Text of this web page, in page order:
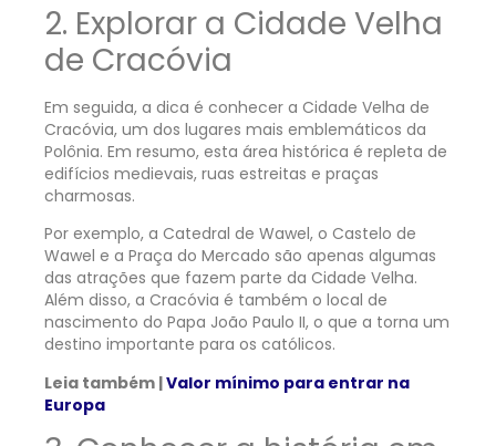
2. Explorar a Cidade Velha
de Cracóvia
Em seguida, a dica é conhecer a Cidade Velha de
Cracóvia, um dos lugares mais emblemáticos da
Polônia. Em resumo, esta área histórica é repleta de
edifícios medievais, ruas estreitas e praças
charmosas.
Por exemplo, a Catedral de Wawel, o Castelo de
Wawel e a Praça do Mercado são apenas algumas
das atrações que fazem parte da Cidade Velha.
Além disso, a Cracóvia é também o local de
nascimento do Papa João Paulo II, o que a torna um
destino importante para os católicos.
Leia também |Valor mínimo para entrar na
Europa